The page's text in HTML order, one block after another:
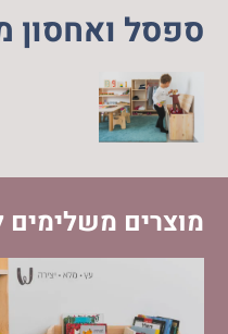
ספסל ואחסון
מוצרים משלימים